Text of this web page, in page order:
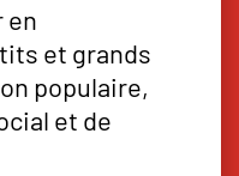
en
et grands
populaire,
et de